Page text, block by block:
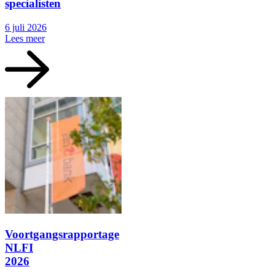
specialisten
6 juli 2026
Lees meer
Voortgangsrapportage
NLFI
2026